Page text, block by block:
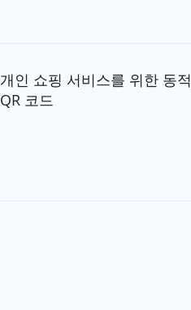
개인 쇼핑 서비스를 위한 동적
QR 코드